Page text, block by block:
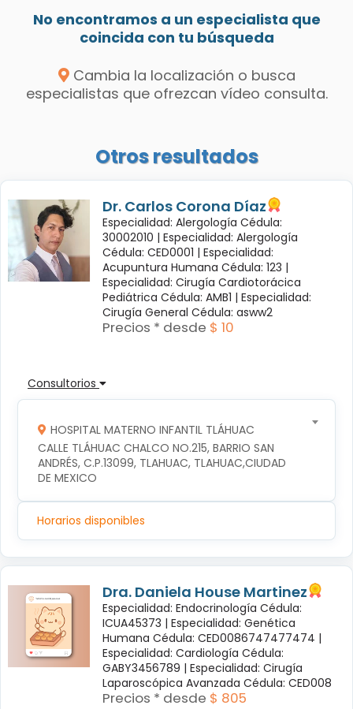
No encontramos a un especialista que
coincida con tu búsqueda
Cambia la localización o busca
especialistas que ofrezcan vídeo consulta.
Otros resultados
Dr. Carlos Corona Díaz
Especialidad: Alergología Cédula:
30002010 | Especialidad: Alergología
Cédula: CED0001 | Especialidad:
Acupuntura Humana Cédula: 123 |
Especialidad: Cirugía Cardiotorácica
Pediátrica Cédula: AMB1 | Especialidad:
Cirugía General Cédula: asww2
Precios * desde $ 10
Consultorios
HOSPITAL MATERNO INFANTIL TLÁHUAC
CALLE TLÁHUAC CHALCO NO.215, BARRIO SAN
ANDRÉS, C.P.13099, TLAHUAC, TLAHUAC,CIUDAD
DE MEXICO
Horarios disponibles
Dra. Daniela House Martinez
Especialidad: Endocrinología Cédula:
ICUA45373 | Especialidad: Genética
Humana Cédula: CED0086747477474 |
Especialidad: Cardiología Cédula:
GABY3456789 | Especialidad: Cirugía
Laparoscópica Avanzada Cédula: CED008
Precios * desde $ 805